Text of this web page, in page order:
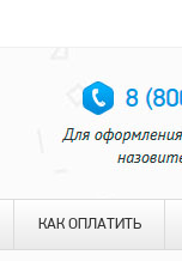
КАК ОПЛАТИТЬ